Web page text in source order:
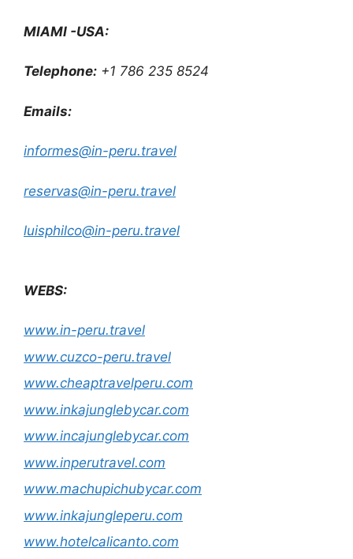
MIAMI -USA:
Telephone: +1 786 235 8524
Emails:
informes@in-peru.travel
reservas@in-peru.travel
luisphilco@in-peru.travel
WEBS:
www.in-peru.travel
www.cuzco-peru.travel
www.cheaptravelperu.com
www.inkajunglebycar.com
www.incajunglebycar.com
www.inperutravel.com
www.machupichubycar.com
www.inkajungleperu.com
www.hotelcalicanto.com